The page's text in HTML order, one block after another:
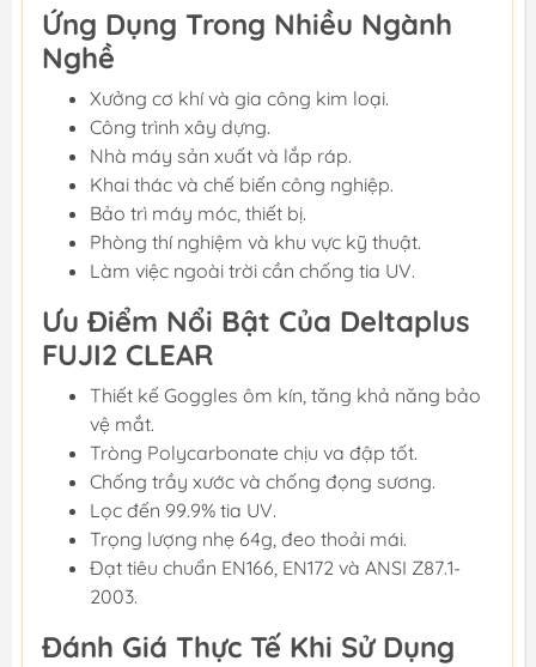
Ứng Dụng Trong Nhiều Ngành
Nghề
Xưởng cơ khí và gia công kim loại.
Công trình xây dựng.
Nhà máy sản xuất và lắp ráp.
Khai thác và chế biến công nghiệp.
Bảo trì máy móc, thiết bị.
Phòng thí nghiệm và khu vực kỹ thuật.
Làm việc ngoài trời cần chống tia UV.
Ưu Điểm Nổi Bật Của Deltaplus
FUJI2 CLEAR
Thiết kế Goggles ôm kín, tăng khả năng bảo
vệ mắt.
Tròng Polycarbonate chịu va đập tốt.
Chống trầy xước và chống đọng sương.
Lọc đến 99.9% tia UV.
Trọng lượng nhẹ 64g, đeo thoải mái.
Đạt tiêu chuẩn EN166, EN172 và ANSI Z87.1-
2003.
Đánh Giá Thực Tế Khi Sử Dụng